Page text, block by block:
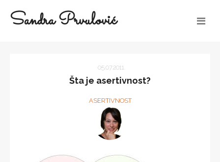
Sandra Prvulović
05.07.2011.
Šta je asertivnost?
ASERTIVNOST